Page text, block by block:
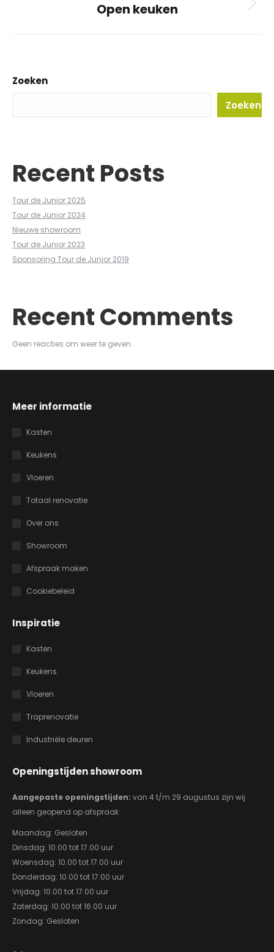
Volgend
Open keuken
Zoeken
Zoeken
Recent Posts
Tour de Junior 2025
Tour de Junior 2024
Nieuwe showroom
Tour de Junior 2023
Sponsoring Tour de Junior 2019
Recent Comments
Geen reacties om weer te geven.
Meer informatie
Kasten
Keukens
Vloeren
Totaal renovatie
Over ons
Showroom
Afspraak maken
Cookiebeleid
Inspiratie
Kasten
Keukens
Vloeren
Traprenovatie
Industriële deuren
Openingstijden showroom
Aangepaste openingstijden: van 4 t/m 29 augustus zijn wij
alleen geopend op afspraak
Maandag: Gesloten
Dinsdag: 10.00 tot 17.00 uur
Woensdag: 10.00 tot 17.00 uur
Donderdag: 10.00 tot 17.00 uur
Vrijdag: 10.00 tot 17.00 uur
Zaterdag: 10.00 tot 16.00 uur
Zondag: Gesloten